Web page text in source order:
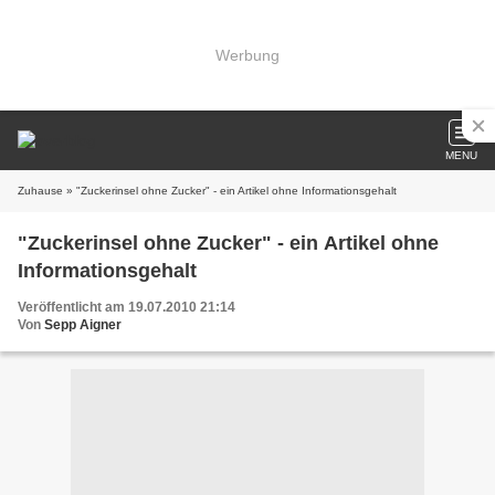
Werbung
MENU
Zuhause » "Zuckerinsel ohne Zucker" - ein Artikel ohne Informationsgehalt
"Zuckerinsel ohne Zucker" - ein Artikel ohne
Informationsgehalt
Veröffentlicht am 19.07.2010 21:14
Von Sepp Aigner